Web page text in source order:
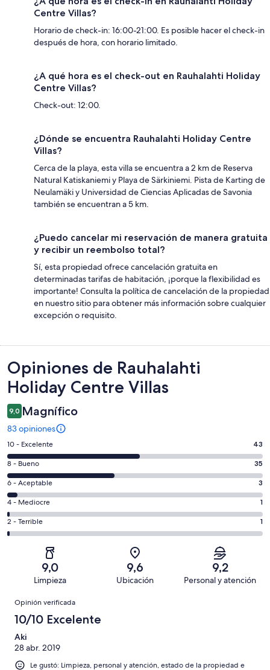
Centre Villas?
Horario de check-in: 16:00-21:00. Es posible hacer el check-in
después de hora, con horario limitado.
¿A qué hora es el check-out en Rauhalahti Holiday
Centre Villas?
Check-out: 12:00.
¿Dónde se encuentra Rauhalahti Holiday Centre
Villas?
Cerca de la playa, esta villa se encuentra a 2 km de Reserva
Natural Katiskaniemi y Playa de Särkiniemi. Pista de Karting de
Neulamäki y Universidad de Ciencias Aplicadas de Savonia
también se encuentran a 5 km.
¿Puedo cancelar mi reservación de manera gratuita
y recibir un reembolso total?
Sí, esta propiedad ofrece cancelación gratuita en
determinadas tarifas de habitación, ¡porque la flexibilidad es
importante! Consulta la política de cancelación de la propiedad
en nuestro sitio para obtener más información sobre cualquier
excepción o requisito.
Opiniones
Opiniones de Rauhalahti
Holiday Centre Villas
9,0 Magnífico
83 opiniones
Evaluación:
10
-
Excelente.
43
de
83
opiniones
10 - Excelente 43
Evaluación:
8
-
Bueno.
35
de
opiniones
8 - Bueno 35
Evaluación:
6
-
Aceptable.
3
opiniones
6 - Aceptable 3
Evaluación:
4
-
4 - Mediocre 1
Evaluación:
2
83
2 - Terrible 1
9,0
Limpieza
9,6
Ubicación
9,2
Personal y atención
Opiniones
Opinión verificada
10/10 Excelente
Aki
28 abr. 2019
Le gustó: Limpieza, personal y atención, estado de la propiedad e